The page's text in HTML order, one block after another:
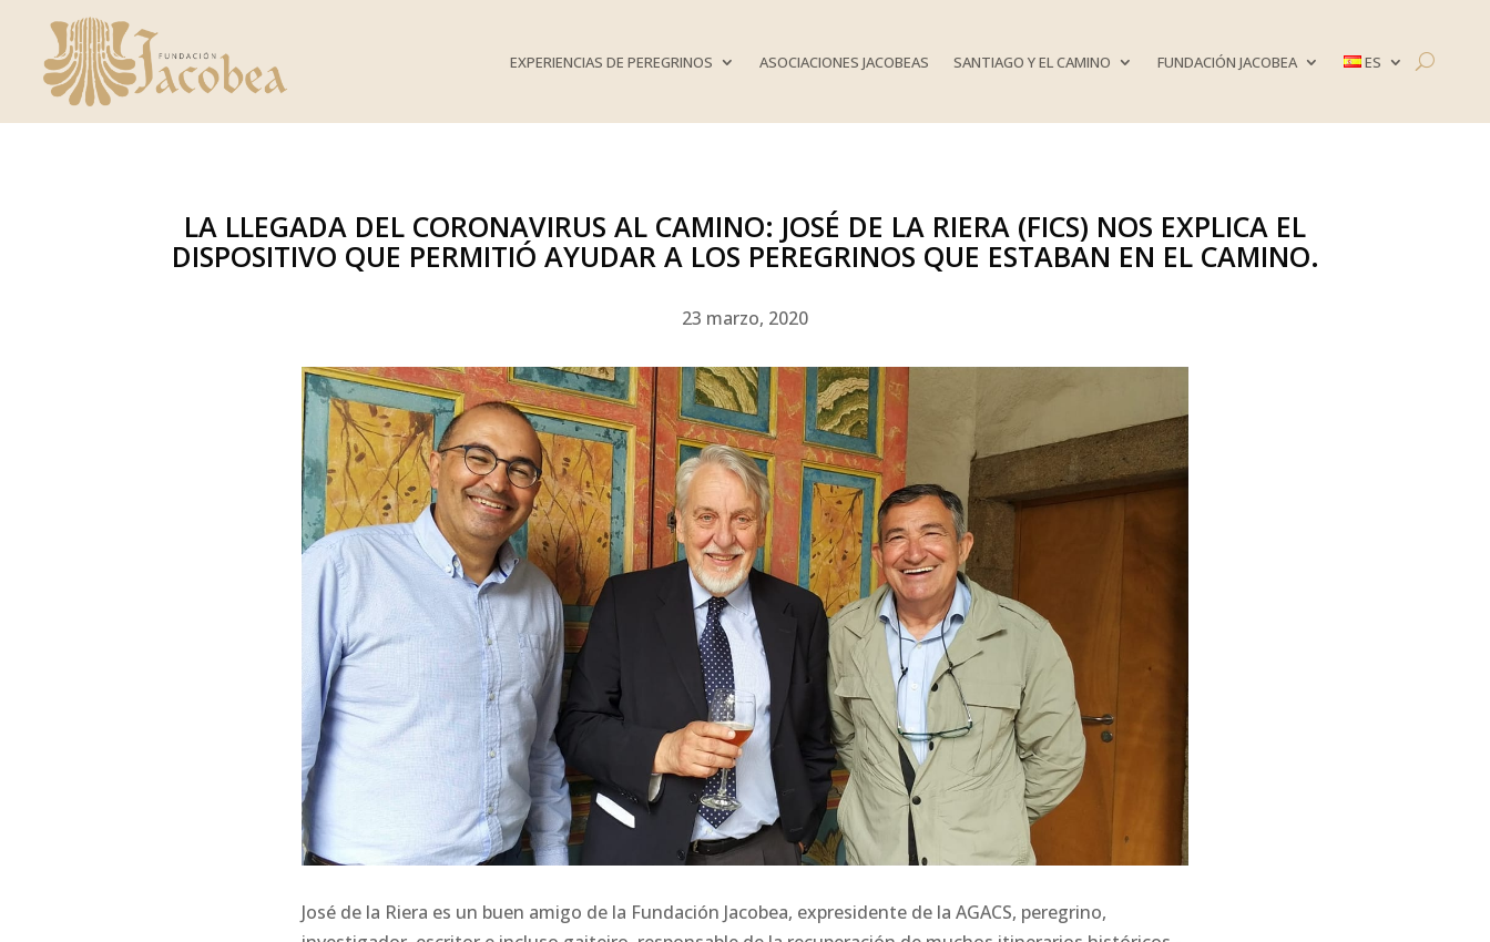
EXPERIENCIAS DE PEREGRINOS ASOCIACIONES JACOBEAS SANTIAGO Y EL CAMINO FUNDACIÓN JACOBEA ES
LA LLEGADA DEL CORONAVIRUS AL CAMINO: JOSÉ DE LA RIERA (FICS) NOS EXPLICA EL
DISPOSITIVO QUE PERMITIÓ AYUDAR A LOS PEREGRINOS QUE ESTABAN EN EL CAMINO.
23 marzo, 2020
José de la Riera es un buen amigo de la Fundación Jacobea, expresidente de la AGACS, peregrino,